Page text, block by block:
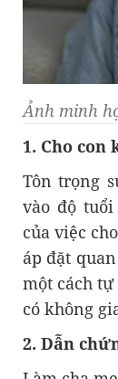
Ảnh minh
1. Cho con
Tôn trọng
vào độ
của việc
áp đặt
một cách
có không
2. Dẫn